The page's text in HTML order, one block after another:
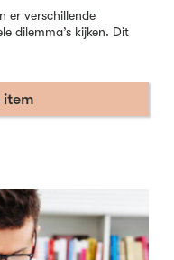
er verschillende
dilemma’s kijken. Dit
item